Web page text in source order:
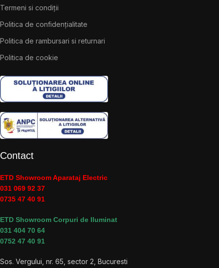
Termeni si condiții
Politica de confidențialitate
Politica de rambursari si returnari
Politica de cookie
Contact
ETD Showroom Aparataj Electric
031 069 92 37
0735 47 40 91
ETD Showroom Corpuri de Iluminat
031 404 70 64
0752 47 40 91
Sos. Vergului, nr. 65, sector 2, Bucuresti